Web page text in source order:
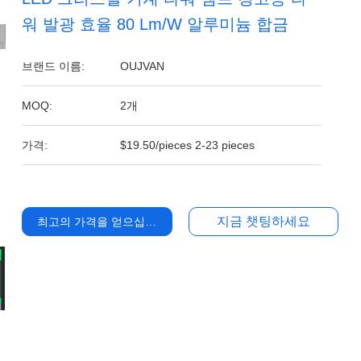
워 발광 효율 80 Lm/W 알루미늄 합금
브랜드 이름: OUJVAN
MOQ: 2개
가격: $19.50/pieces 2-23 pieces
최고의 가격을 얻으십시오 지금 챗팅하세요